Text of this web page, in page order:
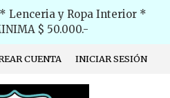
* Lenceria y Ropa Interior *
$ 50.000.-
CUENTA INICIAR SESIÓN